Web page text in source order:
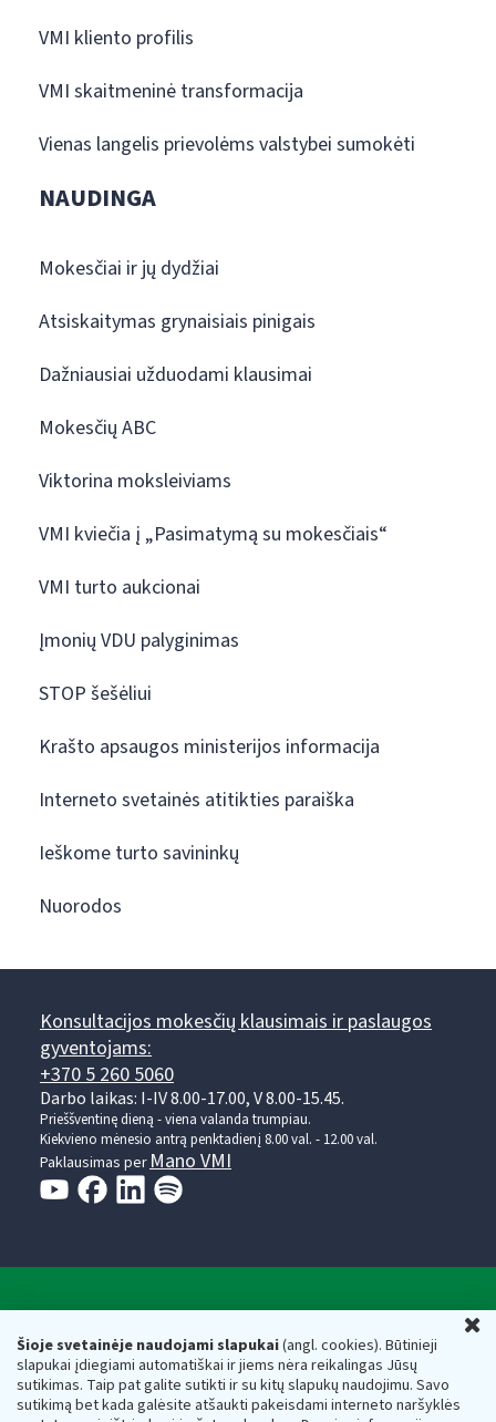
Šioje svetainėje naudojami slapukai(angl. cookies). Būtinieji
slapukai įdiegiami automatiškai ir jiems nėra reikalingas Jūsų
sutikimas. Taip pat galite sutikti ir su kitų slapukų naudojimu. Savo
sutikimą bet kada galėsite atšaukti pakeisdami interneto naršyklės
VMI kliento profilis
VMI skaitmeninė transformacija
Vienas langelis prievolėms valstybei sumokėti
NAUDINGA
Mokesčiai ir jų dydžiai
Atsiskaitymas grynaisiais pinigais
Dažniausiai užduodami klausimai
Mokesčių ABC
Viktorina moksleiviams
VMI kviečia į „Pasimatymą su mokesčiais“
VMI turto aukcionai
Įmonių VDU palyginimas
STOP šešėliui
Krašto apsaugos ministerijos informacija
Interneto svetainės atitikties paraiška
Ieškome turto savininkų
Nuorodos
Konsultacijos mokesčių klausimais ir paslaugos
gyventojams:
+370 5 260 5060
Darbo laikas: I-IV 8.00-17.00, V 8.00-15.45.
Prieššventinę dieną - viena valanda trumpiau.
Kiekvieno mėnesio antrą penktadienį 8.00 val. - 12.00 val.
Paklausimas per Mano VMI
Respublikos finansų ministerijos
Biudžetinė įstaiga. Juridinio asmens kodas — 188659752,
adresas: Vasario 16-osios g. 14, 01107 Vilnius, Lietuva, el.paštas:
vmi@vmi.lt , E. pristatymo dėžutės adresas 188659752